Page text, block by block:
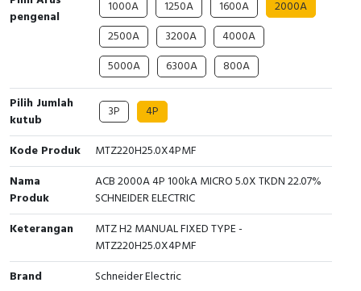
Interactive Flat Panel (IFP)
Extension Power Socket
Vacuum
EcoStruxure Terminal Expert
Pendant / Crane Controller
Panel Kendali
Selector Iluminasi
Flash Buzzers
Potensiometer
Joystick Controller
Foot Switch
Tower Light
Terminal Block
Engsel / Hinge
Industrial Plug & Socket
Busbar
Junction Box
MCB Box
Motion Sensors
Accessories
Inverter
Electric Motor
Accessories
Digistart
Testers
Compact Data Loggers
Field Measuring
pengenal
1000A 1250A 1600A
2000A
2500A
3200A
4000A
5000A
6300A
800A
Pilih Jumlah
kutub
3P 4P
Kode Produk
MTZ220H25.0X4PMF
Nama
Produk
ACB 2000A 4P 100kA MICRO 5.0X TKDN 22.07%
SCHNEIDER ELECTRIC
Keterangan
MTZ H2 MANUAL FIXED TYPE -
MTZ220H25.0X4PMF
Brand
Schneider Electric